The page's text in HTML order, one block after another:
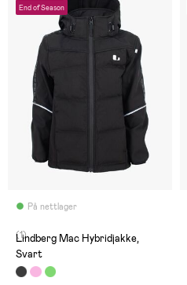
End of Season
På nettlager
(1)
Lindberg Mac Hybridjakke,
Svart